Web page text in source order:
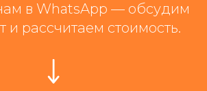
в WhatsApp — обсудим
и рассчитаем стоимость.